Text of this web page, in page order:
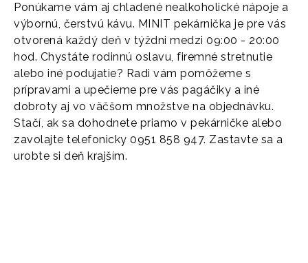
Ponúkame vám aj chladené nealkoholické nápoje a
výbornú, čerstvú kávu. MINIT pekárnička je pre vás
otvorená každý deň v týždni medzi 09:00 - 20:00
hod. Chystáte rodinnú oslavu, firemné stretnutie
alebo iné podujatie? Radi vám pomôžeme s
prípravami a upečieme pre vás pagáčiky a iné
dobroty aj vo väčšom množstve na objednávku.
Stačí, ak sa dohodnete priamo v pekárničke alebo
zavolajte telefonicky 0951 858 947. Zastavte sa a
urobte si deň krajším.